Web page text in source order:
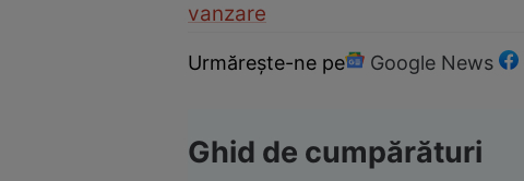
vanzare
Urmărește-ne pe Google News
Ghid de cumpărături